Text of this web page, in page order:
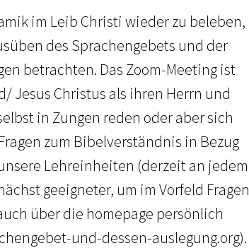
im Leib Christi wieder zu beleben,
des Sprachengebets und der
betrachten. Das Zoom-Meeting ist
Jesus Christus als ihren Herrn und
in Zungen reden oder aber sich
zum Bibelverständnis in Bezug
Lehreinheiten (derzeit an jedem
geeigneter, um im Vorfeld Fragen
über die homepage persönlich
und-dessen-auslegung.org).